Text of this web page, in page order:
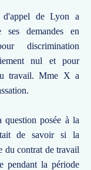
de Lyon a
demandes en
discrimination
nul et pour
travail. Mme X a
posée à la
de savoir si la
du contrat de travail
pendant la période